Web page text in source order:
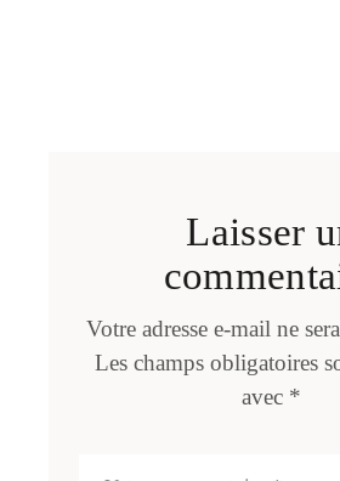
Laisser
Votre adresse e-mail ne
Les champs obligatoires
avec *